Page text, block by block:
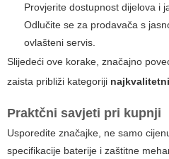
Provjerite dostupnost dijelova i
Odlučite se za prodavača s
ovlašteni servis.
Slijedeći ove korake, značajno
zaista približi kategoriji
Praktčni savjeti pri kupnji
Usporedite značajke, ne samo
specifikacije baterije i zaštitne